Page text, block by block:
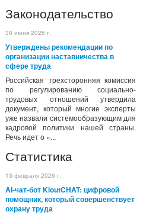
Законодательство
30 июня 2026 г.
Утверждены рекомендации по
организации наставничества в
сфере труда
Российская трехсторонняя комиссия
по регулированию социально-
трудовых отношений утвердила
документ, который многие эксперты
уже назвали системообразующим для
кадровой политики нашей страны.
Речь идет о «...
Статистика
13 февраля 2026 г.
AI-чат-бот KioutCHAT: цифровой
помощник, который совершенствует
охрану труда